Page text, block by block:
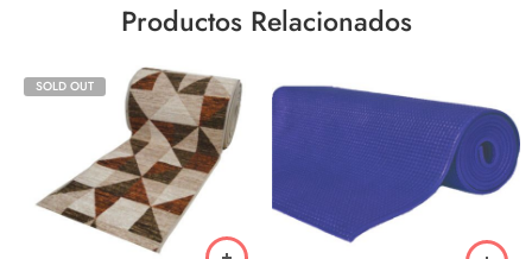
Productos Relacionados
SOLD OUT